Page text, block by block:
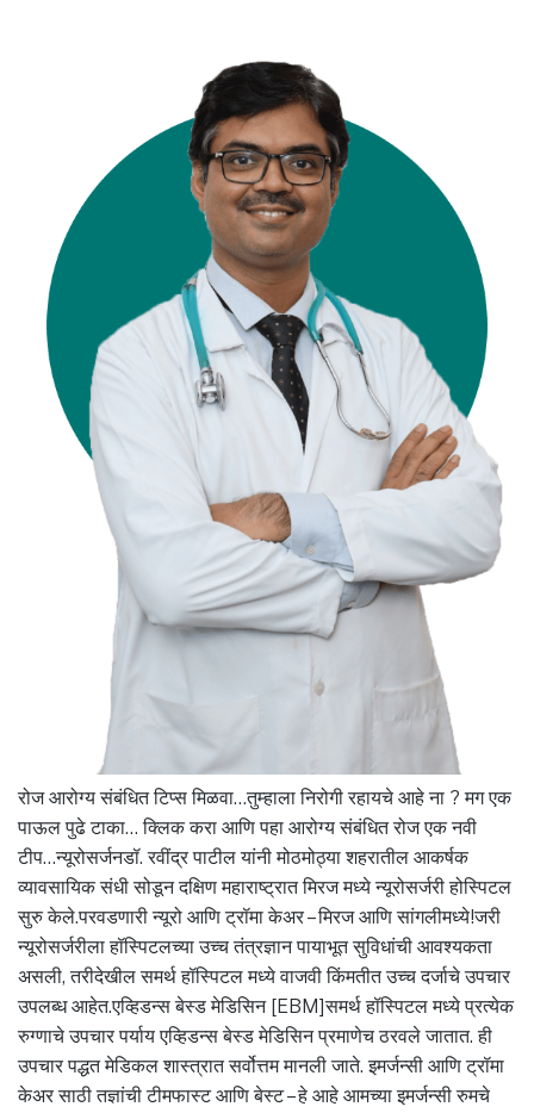
रोज आरोग्य संबंधित टिप्स मिळवा…तुम्हाला निरोगी रहायचे आहे ना ? मग एक
पाऊल पुढे टाका… क्लिक करा आणि पहा आरोग्य संबंधित रोज एक नवी
टीप…न्यूरोसर्जनडॉ. रवींद्र पाटील यांनी मोठमोठ्या शहरातील आकर्षक
व्यावसायिक संधी सोडून दक्षिण महाराष्ट्रात मिरज मध्ये न्यूरोसर्जरी होस्पिटल
सुरु केले.परवडणारी न्यूरो आणि ट्रॉमा केअर – मिरज आणि सांगलीमध्ये!जरी
न्यूरोसर्जरीला हॉस्पिटलच्या उच्च तंत्रज्ञान पायाभूत सुविधांची आवश्यकता
असली, तरीदेखील समर्थ हॉस्पिटल मध्ये वाजवी किंमतीत उच्च दर्जाचे उपचार
उपलब्ध आहेत.एव्हिडन्स बेस्ड मेडिसिन [EBM]समर्थ हॉस्पिटल मध्ये प्रत्येक
रुग्णाचे उपचार पर्याय एव्हिडन्स बेस्ड मेडिसिन प्रमाणेच ठरवले जातात. ही
उपचार पद्धत मेडिकल शास्त्रात सर्वोत्तम मानली जाते. इमर्जन्सी आणि ट्रॉमा
केअर साठी तज्ञांची टीमफास्ट आणि बेस्ट – हे आहे आमच्या इमर्जन्सी रुमचे